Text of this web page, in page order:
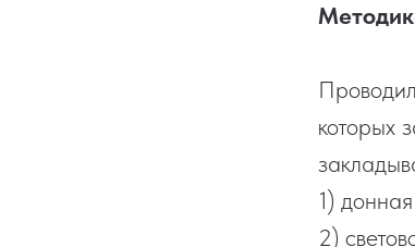
которых
1)
2)